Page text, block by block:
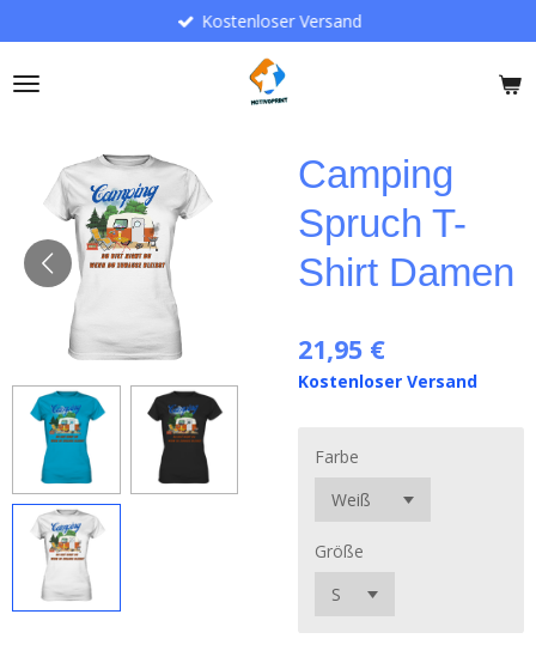
Hauptinhalt
springen
Kostenloser Versand
Camping
Spruch T-
Shirt Damen
21,95 €
Kostenloser Versand
Farbe
Größe